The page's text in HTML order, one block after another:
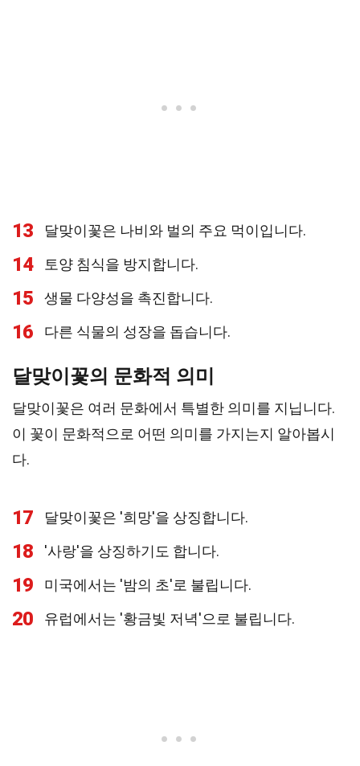
13 달맞이꽃은 나비와 벌의 주요 먹이입니다.
14 토양 침식을 방지합니다.
15 생물 다양성을 촉진합니다.
16 다른 식물의 성장을 돕습니다.
달맞이꽃의 문화적 의미
달맞이꽃은 여러 문화에서 특별한 의미를 지닙니다.
이 꽃이 문화적으로 어떤 의미를 가지는지 알아봅시
다.
17 달맞이꽃은 '희망'을 상징합니다.
18 '사랑'을 상징하기도 합니다.
19 미국에서는 '밤의 초'로 불립니다.
20 유럽에서는 '황금빛 저녁'으로 불립니다.